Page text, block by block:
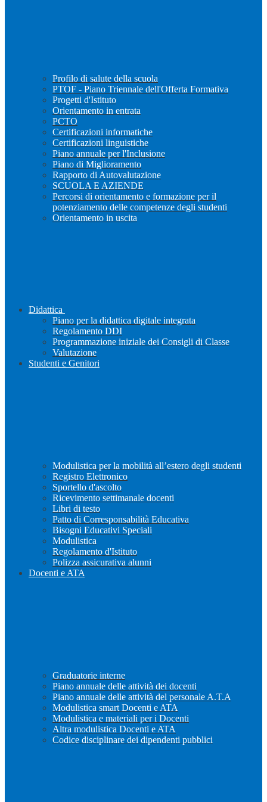
Profilo di salute della scuola
PTOF - Piano Triennale dell'Offerta Formativa
Progetti d'Istituto
Orientamento in entrata
PCTO
Certificazioni informatiche
Certificazioni linguistiche
Piano annuale per l'Inclusione
Piano di Miglioramento
Rapporto di Autovalutazione
SCUOLA E AZIENDE
Percorsi di orientamento e formazione per il
potenziamento delle competenze degli studenti
Orientamento in uscita
Didattica
Piano per la didattica digitale integrata
Regolamento DDI
Programmazione iniziale dei Consigli di Classe
Valutazione
Studenti e Genitori
Modulistica per la mobilità all’estero degli studenti
Registro Elettronico
Sportello d'ascolto
Ricevimento settimanale docenti
Libri di testo
Patto di Corresponsabilità Educativa
Bisogni Educativi Speciali
Modulistica
Regolamento d'Istituto
Polizza assicurativa alunni
Docenti e ATA
Graduatorie interne
Piano annuale delle attività dei docenti
Piano annuale delle attività del personale A.T.A
Modulistica smart Docenti e ATA
Modulistica e materiali per i Docenti
Altra modulistica Docenti e ATA
Codice disciplinare dei dipendenti pubblici